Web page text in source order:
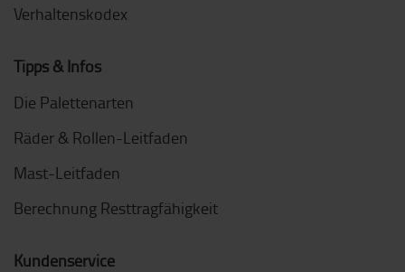
Verhaltenskodex
Tipps & Infos
Die Palettenarten
Räder & Rollen-Leitfaden
Mast-Leitfaden
Berechnung Resttragfähigkeit
Kundenservice